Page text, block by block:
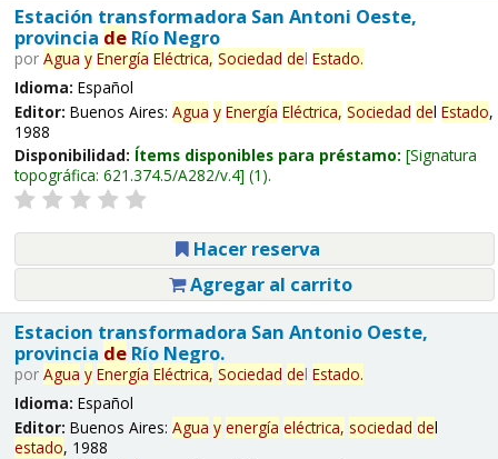
Estación transformadora San Antoni Oeste,
provincia deRío Negro
por Agua y Energía Eléctrica, Sociedad del Estado.
Idioma: Español
Editor: Buenos Aires: Agua y Energía Eléctrica, Sociedad del Estado,
1988
Disponibilidad: Ítems disponibles para préstamo: Signatura
topográfica: 621.374.5/A282/v.4 (1).
Hacer reserva
Agregar al carrito
Estacion transformadora San Antonio Oeste,
provincia deRío Negro.
por Agua y Energía Eléctrica, Sociedad del Estado.
Idioma: Español
Editor: Buenos Aires: Agua y energía eléctrica, sociedad del
estado, 1988